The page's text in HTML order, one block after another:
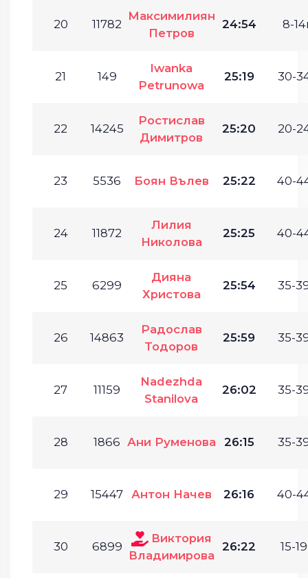
20 11782
Максимилиян
Петров
24:54 8-
21 149
Iwanka
Petrunowa
25:19 30-
22 14245
Ростислав
Димитров
25:20 20-
23 5536 Боян Вълев 25:22 40-
24 11872
Лилия
Николова
25:25 40-
25 6299
Дияна
Христова
25:54 35-
26 14863
Радослав
Тодоров
25:59 35-
27 11159
Nadezhda
Stanilova
26:02 35-
28 1866 Ани Руменова 26:15 35-
29 15447 Антон Начев 26:16 40-
30 6899
Виктория
Владимирова
26:22 15-